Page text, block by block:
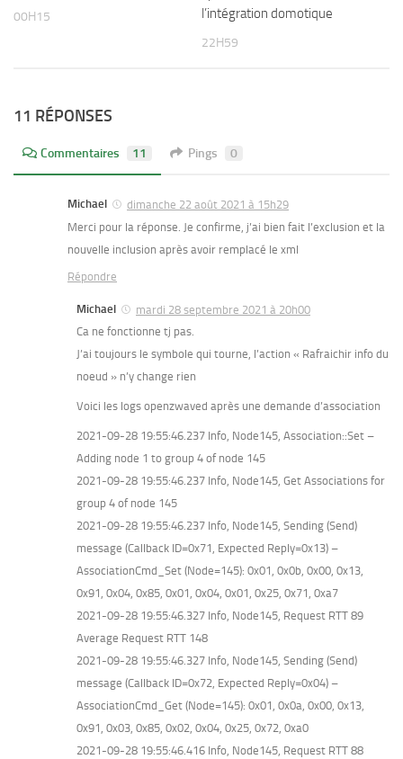
00H15
l’intégration domotique
22H59
11 RÉPONSES
Commentaires 11 Pings 0
Michael
dimanche 22 août 2021 à 15h29
Merci pour la réponse. Je confirme, j’ai bien fait l’exclusion et la
nouvelle inclusion après avoir remplacé le xml
Répondre
Michael
mardi 28 septembre 2021 à 20h00
Ca ne fonctionne tj pas.
J’ai toujours le symbole qui tourne, l’action « Rafraichir info du
noeud » n’y change rien
Voici les logs openzwaved après une demande d’association
2021-09-28 19:55:46.237 Info, Node145, Association::Set –
Adding node 1 to group 4 of node 145
2021-09-28 19:55:46.237 Info, Node145, Get Associations for
group 4 of node 145
2021-09-28 19:55:46.237 Info, Node145, Sending (Send)
message (Callback ID=0x71, Expected Reply=0x13) –
AssociationCmd_Set (Node=145): 0x01, 0x0b, 0x00, 0x13,
0x91, 0x04, 0x85, 0x01, 0x04, 0x01, 0x25, 0x71, 0xa7
2021-09-28 19:55:46.327 Info, Node145, Request RTT 89
Average Request RTT 148
2021-09-28 19:55:46.327 Info, Node145, Sending (Send)
message (Callback ID=0x72, Expected Reply=0x04) –
AssociationCmd_Get (Node=145): 0x01, 0x0a, 0x00, 0x13,
0x91, 0x03, 0x85, 0x02, 0x04, 0x25, 0x72, 0xa0
2021-09-28 19:55:46.416 Info, Node145, Request RTT 88